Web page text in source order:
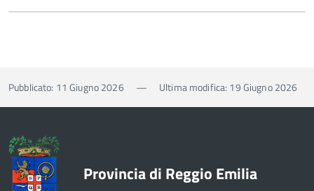
Pubblicato: 11 Giugno 2026 — Ultima modifica: 19 Giugno 2026
Provincia di Reggio Emilia